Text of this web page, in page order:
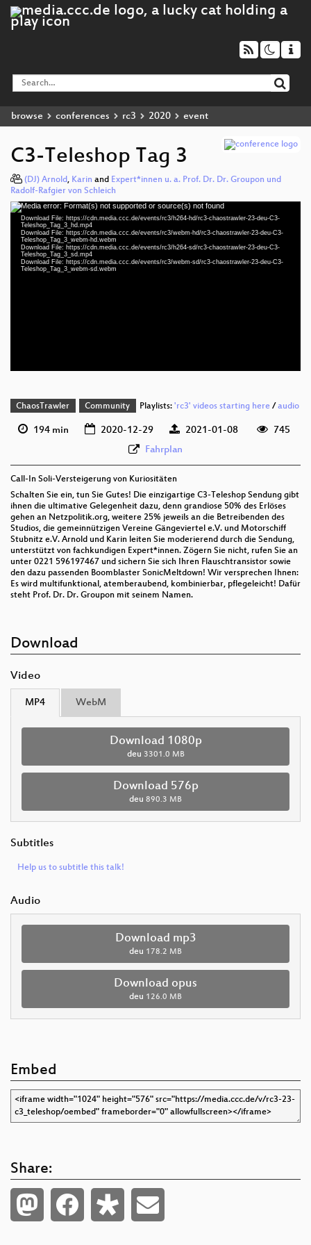
browse conferences rc3 2020 event
C3-Teleshop Tag 3
(DJ) Arnold, Karin and Expert*innen u. a. Prof. Dr. Dr. Groupon und
Radolf-Rafgier von Schleich
Video
Player
Media error: Format(s) not supported or source(s) not found
Download File: https://cdn.media.ccc.de/events/rc3/h264-hd/rc3-chaostrawler-23-deu-C3-
Teleshop_Tag_3_hd.mp4
Download File: https://cdn.media.ccc.de/events/rc3/webm-hd/rc3-chaostrawler-23-deu-C3-
Teleshop_Tag_3_webm-hd.webm
Download File: https://cdn.media.ccc.de/events/rc3/h264-sd/rc3-chaostrawler-23-deu-C3-
Teleshop_Tag_3_sd.mp4
Download File: https://cdn.media.ccc.de/events/rc3/webm-sd/rc3-chaostrawler-23-deu-C3-
Teleshop_Tag_3_webm-sd.webm
ChaosTrawler Community Playlists: 'rc3' videos starting here/ audio
194 min 2020-12-29 2021-01-08
745
Fahrplan
Call-In Soli-Versteigerung von Kuriositäten
Schalten Sie ein, tun Sie Gutes! Die einzigartige C3-Teleshop Sendung gibt
ihnen die ultimative Gelegenheit dazu, denn grandiose 50% des Erlöses
gehen an Netzpolitik.org, weitere 25% jeweils an die Betreibenden des
Studios, die gemeinnützigen Vereine Gängeviertel e.V. und Motorschiff
Stubnitz e.V. Arnold und Karin leiten Sie moderierend durch die Sendung,
unterstützt von fachkundigen Expert*innen. Zögern Sie nicht, rufen Sie an
unter 0221 596197467 und sichern Sie sich Ihren Flauschtransistor sowie
den dazu passenden Boomblaster SonicMeltdown! Wir versprechen Ihnen:
Es wird multifunktional, atemberaubend, kombinierbar, pflegeleicht! Dafür
steht Prof. Dr. Dr. Groupon mit seinem Namen.
Download
Video
MP4 WebM
Download 1080p
deu 3301.0 MB
Download 576p
deu 890.3 MB
Subtitles
Help us to subtitle this talk!
Audio
Download mp3
deu 178.2 MB
Download opus
deu 126.0 MB
Embed
Share: